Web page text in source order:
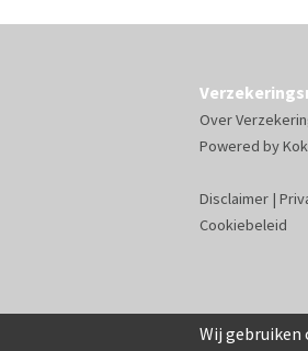
Wij gebruiken
Over
Powered by
Disclaimer |
Cookiebeleid